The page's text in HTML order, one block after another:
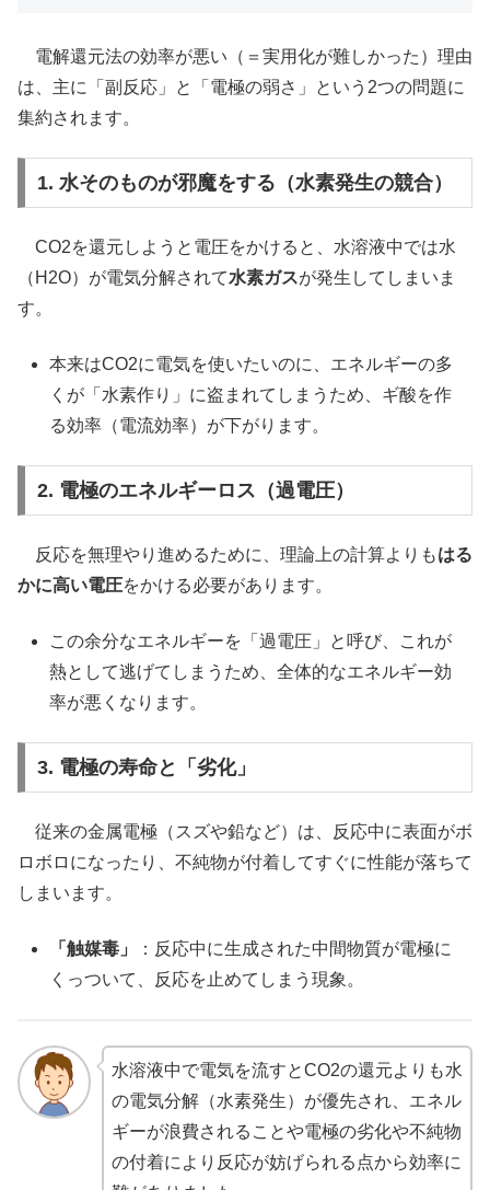
電解還元法の効率が悪い（＝実用化が難しかった）理由
は、主に「副反応」と「電極の弱さ」という2つの問題に
集約されます。
1. 水そのものが邪魔をする（水素発生の競合）
CO2を還元しようと電圧をかけると、水溶液中では水
（H2O）が電気分解されて水素ガスが発生してしまいま
す。
本来はCO2に電気を使いたいのに、エネルギーの多
くが「水素作り」に盗まれてしまうため、ギ酸を作
る効率（電流効率）が下がります。
2. 電極のエネルギーロス（過電圧）
反応を無理やり進めるために、理論上の計算よりもはる
かに高い電圧をかける必要があります。
この余分なエネルギーを「過電圧」と呼び、これが
熱として逃げてしまうため、全体的なエネルギー効
率が悪くなります。
3. 電極の寿命と「劣化」
従来の金属電極（スズや鉛など）は、反応中に表面がボ
ロボロになったり、不純物が付着してすぐに性能が落ちて
しまいます。
「触媒毒」
：反応中に生成された中間物質が電極に
くっついて、反応を止めてしまう現象。
水溶液中で電気を流すとCO2の還元よりも水
の電気分解（水素発生）が優先され、エネル
ギーが浪費されることや電極の劣化や不純物
の付着により反応が妨げられる点から効率に